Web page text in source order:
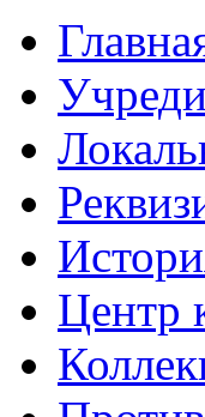
Центр